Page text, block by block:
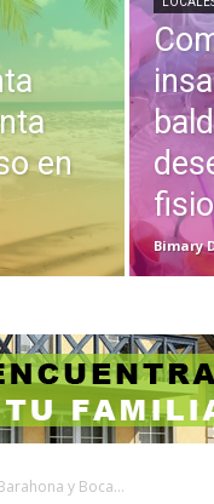
en
Bimary
y Boca...